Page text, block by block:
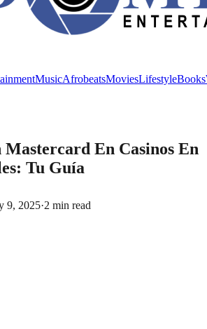
MusicAfrobeatsMoviesLifestyleBooks
Mastercard En Casinos En
Tu Guía
9, 2025·2 min read